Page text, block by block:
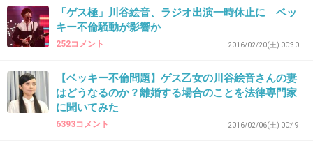
33. 匿名2016/03/11(金) 11:31:59
死だねw
「ゲス極」川谷絵音、ラジオ出演一時休止に ベッ
キー不倫騒動が影響か
252コメント 2016/02/20(土) 00:30
【ベッキー不倫問題】ゲス乙女の川谷絵音さんの妻
はどうなるのか？離婚する場合のことを法律専門家
に聞いてみた
6393コメント 2016/02/06(土) 00:49